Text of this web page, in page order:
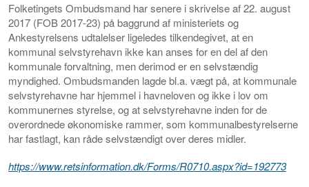
Folketingets Ombudsmand har senere i skrivelse af 22. august
2017 (FOB 2017-23) på baggrund af ministeriets og
Ankestyrelsens udtalelser ligeledes tilkendegivet, at en
kommunal selvstyrehavn ikke kan anses for en del af den
kommunale forvaltning, men derimod er en selvstændig
myndighed. Ombudsmanden lagde bl.a. vægt på, at kommunale
selvstyrehavne har hjemmel i havneloven og ikke i lov om
kommunernes styrelse, og at selvstyrehavne inden for de
overordnede økonomiske rammer, som kommunalbestyrelserne
har fastlagt, kan råde selvstændigt over deres midler.
https://www.retsinformation.dk/Forms/R0710.aspx?id=192773